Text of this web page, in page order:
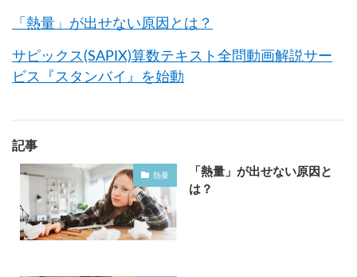
「熱量」が出せない原因とは？
サピックス(SAPIX)算数テキスト全問動画解説サー
ビス『スタンバイ』を始動
記事
熱量
「熱量」が出せない原因と
は？